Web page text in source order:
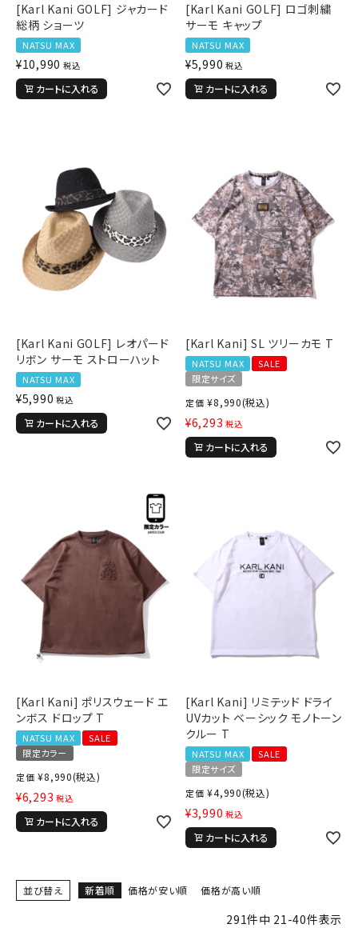
キーワードから探す
価格から探す
並び順
サイズ
M
L
XXL
XXXL
30inc
絞り込んで検索する
[Karl Kani GOLF] ジャカード
総柄 ショーツ
NATSU MAX
¥10,990 税込
カートに入れる
[Karl Kani GOLF] ロゴ刺繍
サーモ キャップ
NATSU MAX
¥5,990 税込
カートに入れる
[Karl Kani GOLF] レオパード
リボン サーモ ストローハット
NATSU MAX
¥5,990 税込
カートに入れる
[Karl Kani] SL ツリーカモ T
NATSU MAX
SALE
限定サイズ
定価 ¥8,990(税込)
¥6,293 税込
カートに入れる
[Karl Kani] ポリスウェード エ
ンボス ドロップ T
NATSU MAX
SALE
限定カラー
定価 ¥8,990(税込)
¥6,293 税込
カートに入れる
[Karl Kani] リミテッド ドライ
UVカット ベーシック モノトーン
クルー T
NATSU MAX
SALE
限定サイズ
定価 ¥4,990(税込)
¥3,990 税込
カートに入れる
並び替え 新着順 価格が安い順 価格が高い順
291件中 21-40件表示